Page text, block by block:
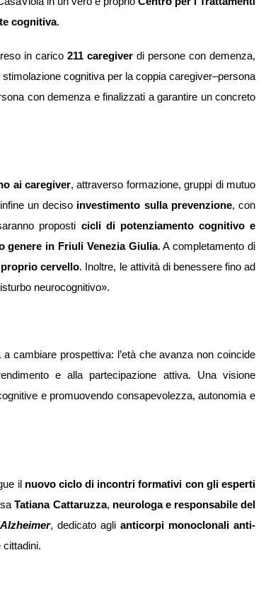
cognitiva.
in carico 211 caregiver di persone con demenza,
cognitiva per la coppia caregiver–persona
con demenza e finalizzati a garantire un concreto
ai caregiver, attraverso formazione, gruppi di mutuo
un deciso investimento sulla prevenzione, con
proposti cicli di potenziamento cognitivo e
genere in Friuli Venezia Giulia. A completamento di
cervello. Inoltre, le attività di benessere fino ad
neurocognitivo».
a cambiare prospettiva: l’età che avanza non coincide
e alla partecipazione attiva. Una visione
e promuovendo consapevolezza, autonomia e
il nuovo ciclo di incontri formativi con gli esperti
Tatiana Cattaruzza, neurologa e responsabile del
, dedicato agli anticorpi monoclonali anti-